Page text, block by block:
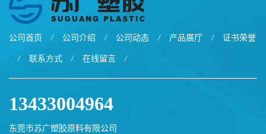
公司首页 / 公司介绍 / 公司动态 / 产品展厅 / 证书荣誉
/ 联系方式 / 在线留言 /
13433004964
东莞市苏广塑胶原料有限公司